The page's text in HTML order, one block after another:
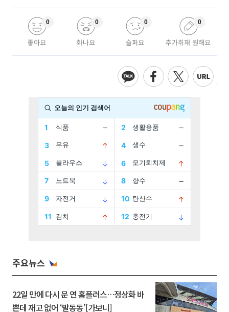
좋아요
0
화나요
0
슬퍼요
0
추가취재 원해요
0
주요뉴스
22일 만에 다시 문 연 홈플러스…정상화 바
쁜데 재고 없어 ‘발동동’[가보니]